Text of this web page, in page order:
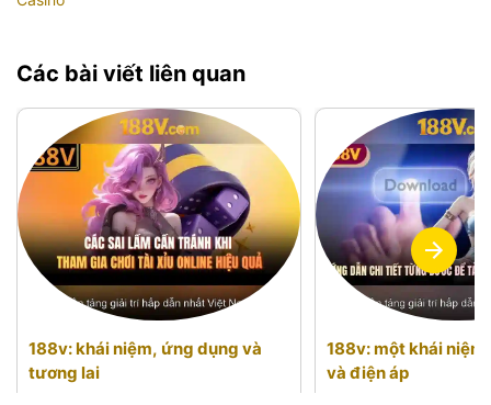
Các bài viết liên quan
188v: khái niệm, ứng dụng và
tương lai
188v: một khái niệm
và điện áp